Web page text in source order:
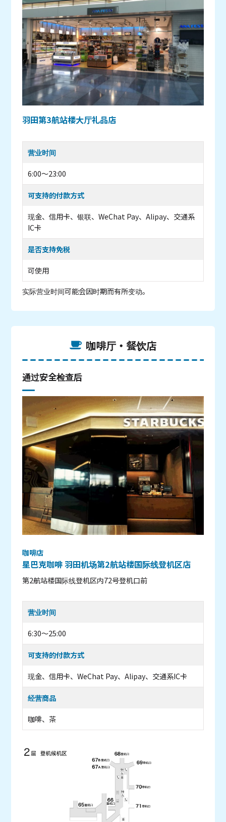
羽田第3航站楼大厅礼品店
营业时间
6:00～23:00
可支持的付款方式
现金、信用卡、银联、WeChat Pay、Alipay、交通系
IC卡
是否支持免税
可使用
实际营业时间可能会因时期而有所变动。
咖啡厅・餐饮店
通过安全检查后
咖啡店
星巴克咖啡 羽田机场第2航站楼国际线登机区店
第2航站楼国际线登机区内72号登机口前
营业时间
6:30～25:00
可支持的付款方式
现金、信用卡、WeChat Pay、Alipay、交通系IC卡
经营商品
咖啡、茶